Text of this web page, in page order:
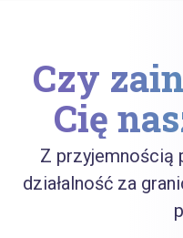
Czy
Cię
Z przyjemnością
działalność za